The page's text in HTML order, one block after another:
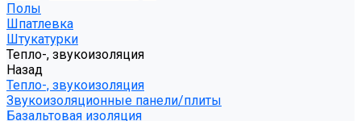
Полы
Шпатлевка
Штукатурки
Тепло-, звукоизоляция
Назад
Тепло-, звукоизоляция
Звукоизоляционные панели/плиты
Базальтовая изоляция